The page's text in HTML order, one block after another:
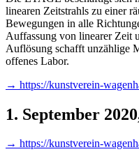
linearen Zeitstrahls zu einer
Bewegungen in alle
Auffassung von linearer Zeit
Auflösung schafft unzählige
offenes Labor.
→ https://kunstverein-
1. September 2020
→ https://kunstverein-